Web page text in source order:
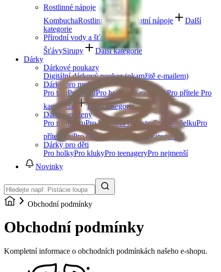
Rostlinné nápoje
KombuchaRostlinná mléka Ostatní nápoje
Další
kategorie
Přírodní vody a šťávy
ŠťávySirupy
Další kategorie
Dárky
Dárkové poukazy
Digitální dárkový poukaz (okamžitě e-mailem)
Dárky pro muže
Pro tátuPro děduPro bratra Pro manželaPro přítele Pro
kamaráda
Další kategorie
Dárky pro ženy
Pro maminkuPro babičkuPro sestruPro manželkuPro
přítelkyniPro kamarádku
Další kategorie
Dárky pro děti
Pro holkyPro klukyPro teenageryPro nejmenší
Novinky
Obchodní podmínky
Obchodní podmínky
Kompletní informace o obchodních podmínkách našeho e-shopu.